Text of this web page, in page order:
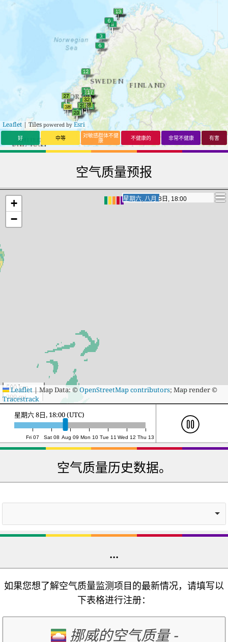
Leaflet | Tiles powered by Esri
好 中等 对敏感群体不健
康 不健康的 非常不健康 有害
空气质量预报
星期日, 八月 9日, 11:00
星期日, 八月 9日, 11:00
+
−
500 km
300 mi
Leaflet|Map Data: ©OpenStreetMap contributors; Map render ©
Tracestrack
Fri 07 Sat 08 Aug 09 Mon 10 Tue 11 Wed 12 Thu 13
星期日 9日, 11:00 (UTC)
空气质量历史数据。
...
如果您想了解空气质量监测项目的最新情况，请填写以
下表格进行注册：
挪威的空气质量-